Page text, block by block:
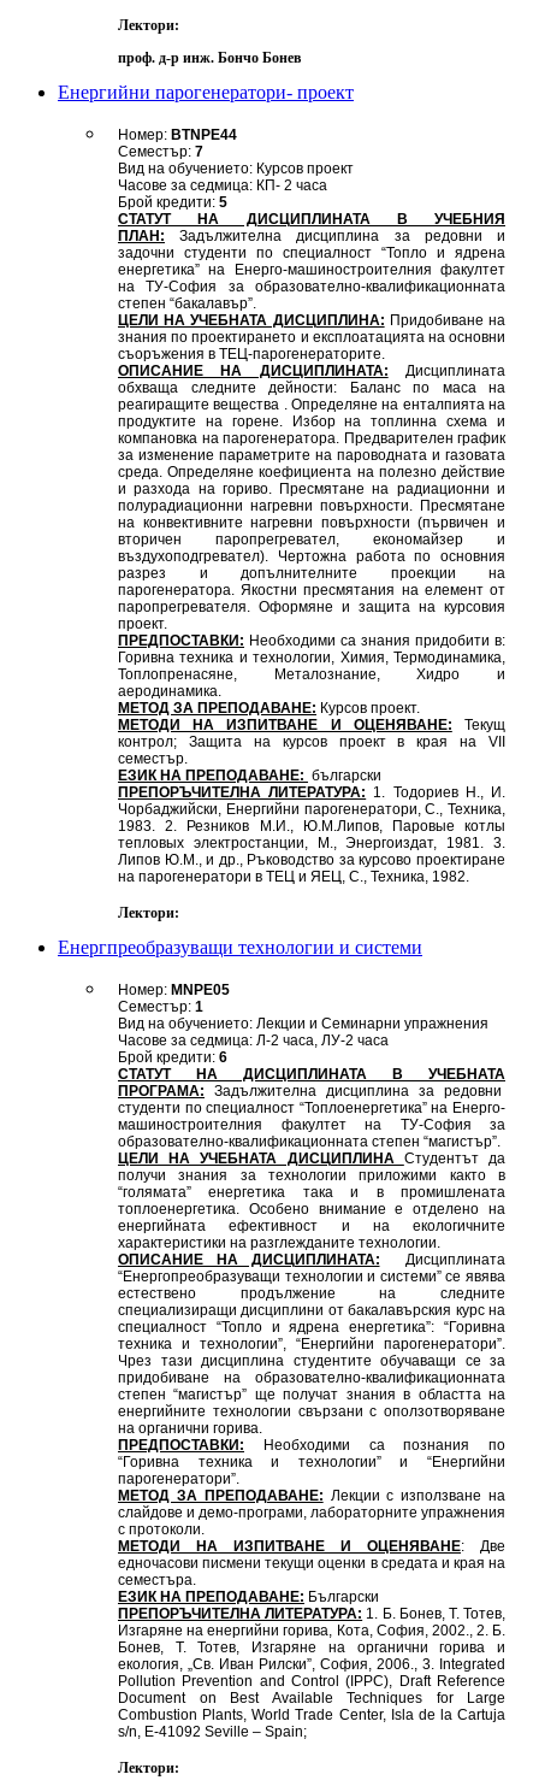
Лектори:
проф. д-р инж. Бончо Бонев
Енергийни парогенератори- проект
Номер: BTNPE44
Семестър: 7
Вид на обучението: Курсов проект
Часове за седмица: КП- 2 часа
Брой кредити: 5
СТАТУТ НА ДИСЦИПЛИНАТА В УЧЕБНИЯ
ПЛАН: Задължителна дисциплина за редовни и
задочни студенти по специалност “Топло и ядрена
енергетика” на Енерго-машиностроителния факултет
на ТУ-София за образователно-квалификационната
степен “бакалавър”.
ЦЕЛИ НА УЧЕБНАТА ДИСЦИПЛИНА: Придобиване на
знания по проектирането и експлоатацията на основни
съоръжения в ТЕЦ-парогенераторите.
ОПИСАНИЕ НА ДИСЦИПЛИНАТА: Дисциплината
обхваща следните дейности: Баланс по маса на
реагиращите вещества . Определяне на енталпията на
продуктите на горене. Избор на топлинна схема и
компановка на парогенератора. Предварителен график
за изменение параметрите на пароводната и газовата
среда. Определяне коефициента на полезно действие
и разхода на гориво. Пресмятане на радиационни и
полурадиационни нагревни повърхности. Пресмятане
на конвективните нагревни повърхности (първичен и
вторичен паропрегревател, економайзер и
въздухоподгревател). Чертожна работа по основния
разрез и допълнителните проекции на
парогенератора. Якостни пресмятания на елемент от
паропрегревателя. Оформяне и защита на курсовия
проект.
ПРЕДПОСТАВКИ: Необходими са знания придобити в:
Горивна техника и технологии, Химия, Термодинамика,
Топлопренасяне, Металознание, Хидро и
аеродинамика.
МЕТОД ЗА ПРЕПОДАВАНЕ: Курсов проект.
МЕТОДИ НА ИЗПИТВАНЕ И ОЦЕНЯВАНЕ: Текущ
контрол; Защита на курсов проект в края на VII
семестър.
ЕЗИК НА ПРЕПОДАВАНЕ: български
ПРЕПОРЪЧИТЕЛНА ЛИТЕРАТУРА: 1. Тодориев Н., И.
Чорбаджийски, Енергийни парогенератори, С., Техника,
1983. 2. Резников М.И., Ю.М.Липов, Паровые котлы
тепловых электростанции, М., Энергоиздат, 1981. 3.
Липов Ю.М., и др., Ръководство за курсово проектиране
на парогенератори в ТЕЦ и ЯЕЦ, С., Техника, 1982.
Лектори:
Енергпреобразуващи технологии и системи
Номер: MNPE05
Семестър: 1
Вид на обучението: Лекции и Семинарни упражнения
Часове за седмица: Л-2 часа, ЛУ-2 часа
Брой кредити: 6
СТАТУТ НА ДИСЦИПЛИНАТА В УЧЕБНАТА
ПРОГРАМА: Задължителна дисциплина за редовни
студенти по специалност “Топлоенергетика” на Енерго-
машиностроителния факултет на ТУ-София за
образователно-квалификационната степен “магистър”.
ЦЕЛИ НА УЧЕБНАТА ДИСЦИПЛИНА Студентът да
получи знания за технологии приложими както в
“голямата” енергетика така и в промишлената
топлоенергетика. Особено внимание е отделено на
енергийната ефективност и на екологичните
характеристики на разглежданите технологии.
ОПИСАНИЕ НА ДИСЦИПЛИНАТА: Дисциплината
“Енергопреобразуващи технологии и системи” се явява
естествено продължение на следните
специализиращи дисциплини от бакалавърския курс на
специалност “Топло и ядрена енергетика”: “Горивна
техника и технологии”, “Енергийни парогенератори”.
Чрез тази дисциплина студентите обучаващи се за
придобиване на образователно-квалификационната
степен “магистър” ще получат знания в областта на
енергийните технологии свързани с оползотворяване
на органични горива.
ПРЕДПОСТАВКИ: Необходими са познания по
“Горивна техника и технологии” и “Енергийни
парогенератори”.
МЕТОД ЗА ПРЕПОДАВАНЕ: Лекции с използване на
слайдове и демо-програми, лабораторните упражнения
с протоколи.
МЕТОДИ НА ИЗПИТВАНЕ И ОЦЕНЯВАНЕ: Две
едночасови писмени текущи оценки в средата и края на
семестъра.
ЕЗИК НА ПРЕПОДАВАНЕ: Български
ПРЕПОРЪЧИТЕЛНА ЛИТЕРАТУРА: 1. Б. Бонев, Т. Тотев,
Изгаряне на енергийни горива, Кота, София, 2002., 2. Б.
Бонев, Т. Тотев, Изгаряне на органични горива и
екология, „Св. Иван Рилски”, София, 2006., 3. Integrated
Pollution Prevention and Control (IPPC), Draft Reference
Document on Best Available Techniques for Large
Combustion Plants, World Trade Center, Isla de la Cartuja
s/n, E-41092 Seville – Spain;
Лектори: